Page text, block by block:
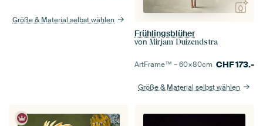
Größe & Material selbst wählen
Frühlingsblüher
von Mirjam Duizendstra
ArtFrame™ –60×80cm CHF173.-
Größe & Material selbst wählen